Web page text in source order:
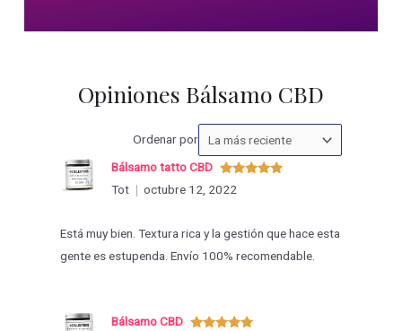
Opiniones Bálsamo CBD
Ordenar porOrdenar
las
Valorado
con
Bálsamo tatto CBD
Tot
octubre 12, 2022
Está muy bien. Textura rica y la gestión que hace esta
gente es estupenda. Envío 100% recomendable.
Bálsamo CBD